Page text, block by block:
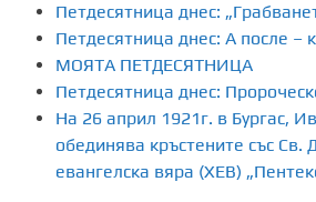
Петдесятница днес:
Петдесятница днес: А после –
МОЯТА ПЕТДЕСЯТНИЦА
Петдесятница днес:
На 26 април 1921г. в Бургас,
обединява кръстените със Св.
евангелска вяра (ХЕВ)